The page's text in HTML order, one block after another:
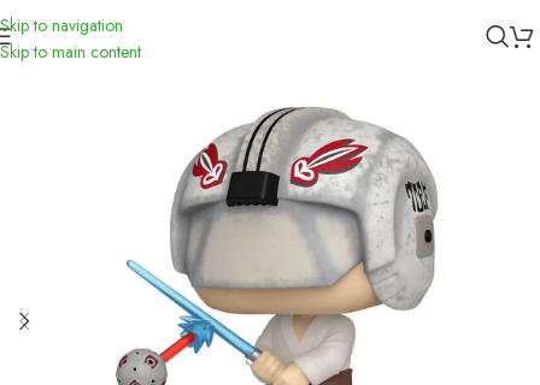
Skip to navigation
Skip to main content
Inicio Funko